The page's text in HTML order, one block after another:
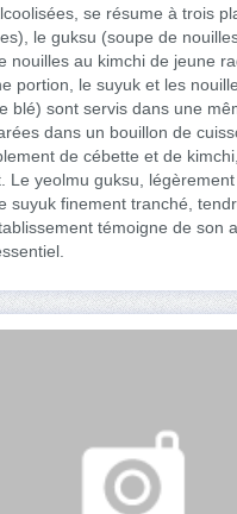
se résume à trois
le guksu (soupe de
nouilles au kimchi de jeune
portion, le suyuk et les
blé) sont servis dans une
dans un bouillon de
de cébette et de
Le yeolmu guksu,
suyuk finement tranché,
témoigne de son